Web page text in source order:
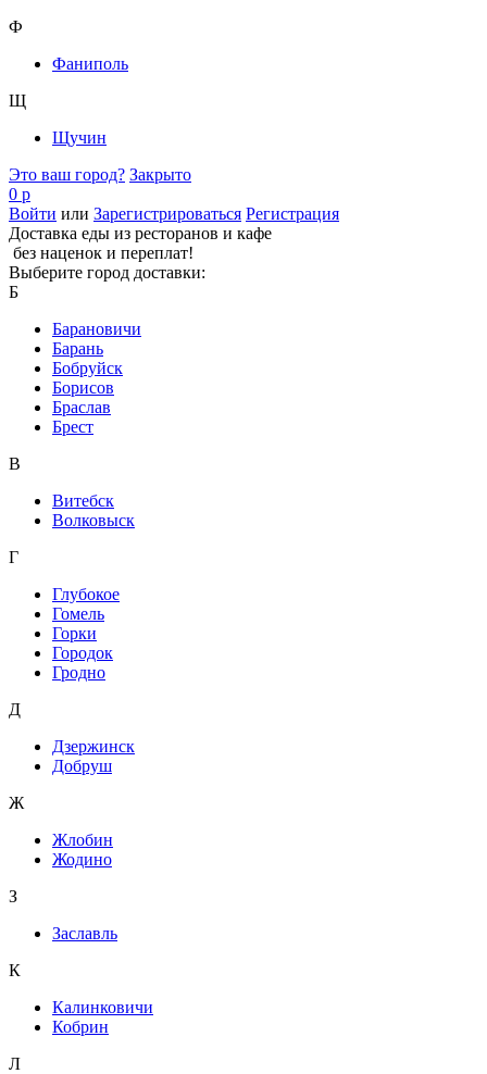
Ф
Фаниполь
Щ
Щучин
Это ваш город? Закрыто
0 р
Войти или Зарегистрироваться Регистрация
Доставка еды из ресторанов и кафе
без наценок и переплат!
Выберите город доставки:
Б
Барановичи
Барань
Бобруйск
Борисов
Браслав
Брест
В
Витебск
Волковыск
Г
Глубокое
Гомель
Горки
Городок
Гродно
Д
Дзержинск
Добруш
Ж
Жлобин
Жодино
З
Заславль
К
Калинковичи
Кобрин
Л